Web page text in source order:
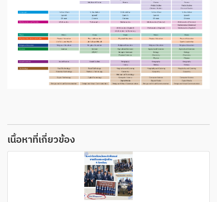
เนื้อหาที่เกี่ยวข้อง